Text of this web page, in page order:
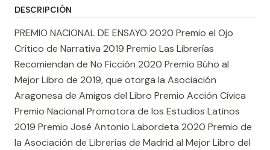
DESCRIPCIÓN
PREMIO NACIONAL DE ENSAYO 2020 Premio el Ojo
Crítico de Narrativa 2019 Premio Las Librerías
Recomiendan de No Ficción 2020 Premio Búho al
Mejor Libro de 2019, que otorga la Asociación
Aragonesa de Amigos del Libro Premio Acción Cívica
Premio Nacional Promotora de los Estudios Latinos
2019 Premio José Antonio Labordeta 2020 Premio de
la Asociación de Librerías de Madrid al Mejor Libro del